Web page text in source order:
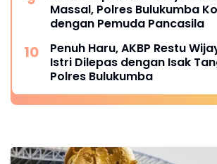
Massal, Polres Bulukumba
dengan Pemuda Pancasila
Penuh Haru, AKBP Restu
Istri Dilepas dengan Isak
Polres Bulukumba